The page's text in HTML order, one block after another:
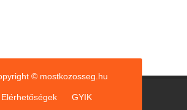
© mostkozosseg.hu
Elérhetőségek GYIK